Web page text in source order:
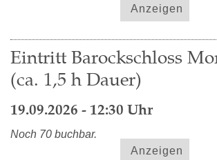
Anzeigen
Eintritt Barockschloss
(ca. 1,5 h Dauer)
19.09.2026 - 12:30 Uhr
Noch 70 buchbar.
Anzeigen